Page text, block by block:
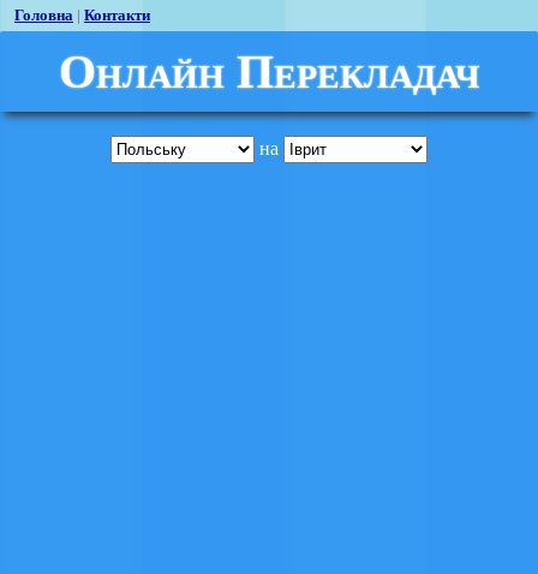
Головна | Контакти
Онлайн Перекладач
на